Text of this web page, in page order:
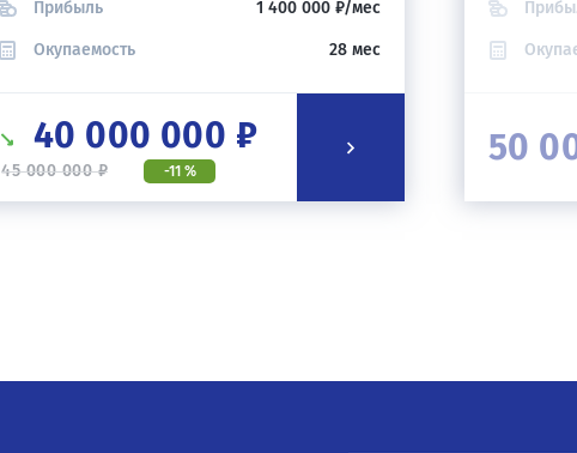
Прибыль 1 400 000 ₽/мес
Окупаемость 28 мес
40 000 000 ₽
45 000 000 ₽ -11 %
50